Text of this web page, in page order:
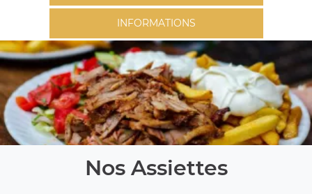
INFORMATIONS
Nos Assiettes